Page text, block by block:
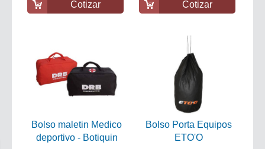
Cotizar Cotizar
Bolso maletin Medico
deportivo - Botiquin
Bolso Porta Equipos
ETO'O